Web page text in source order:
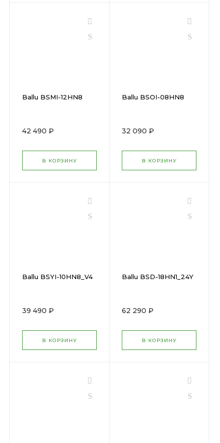
Ballu BSMI-12HN8
42 490 ₽
В КОРЗИНУ
Ballu BSOI-08HN8
32 090 ₽
В КОРЗИНУ
Ballu BSYI-10HN8_V4
39 490 ₽
В КОРЗИНУ
Ballu BSD-18HN1_24Y
62 290 ₽
В КОРЗИНУ